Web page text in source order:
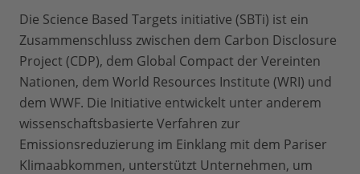
Die Science Based Targets initiative (SBTi) ist ein
Zusammenschluss zwischen dem Carbon Disclosure
Project (CDP), dem Global Compact der Vereinten
Nationen, dem World Resources Institute (WRI) und
dem WWF. Die Initiative entwickelt unter anderem
wissenschaftsbasierte Verfahren zur
Emissionsreduzierung im Einklang mit dem Pariser
Klimaabkommen, unterstützt Unternehmen, um